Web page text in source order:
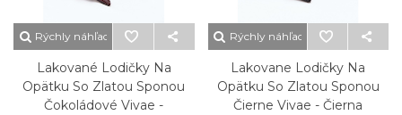
Rýchly náhľad
Lakované Lodičky Na
Opätku So Zlatou Sponou
Čokoládové Vivae -
Rýchly náhľad
Lakovane Lodičky Na
Opätku So Zlatou Sponou
Čierne Vivae - Čierna